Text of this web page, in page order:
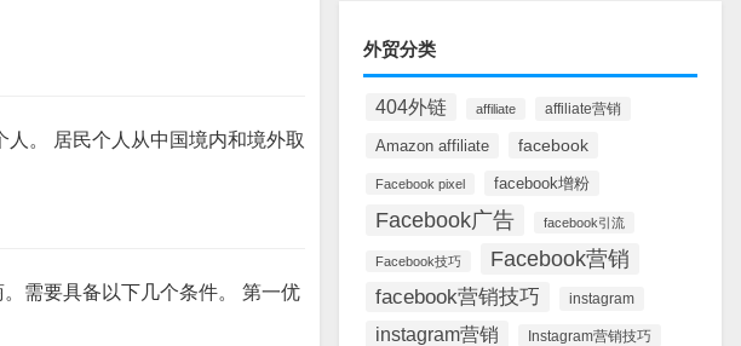
。 居民个人从中国境内和境外取
需要具备以下几个条件。 第一优
外贸分类
404外链 affiliate affiliate营销
Amazon affiliate facebook
Facebook pixel facebook增粉
Facebook广告 facebook引流
Facebook技巧 Facebook营销
facebook营销技巧 instagram
instagram营销 Instagram营销技巧